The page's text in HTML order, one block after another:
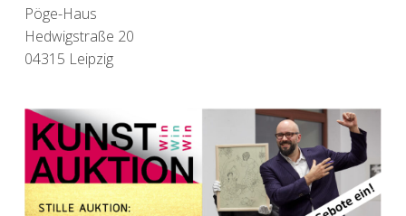
Pöge-Haus
Hedwigstraße 20
04315 Leipzig